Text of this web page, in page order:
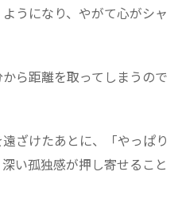
うになり、やがて心がシャ
ら距離を取ってしまうので
ざけたあとに、「やっぱり
い孤独感が押し寄せること